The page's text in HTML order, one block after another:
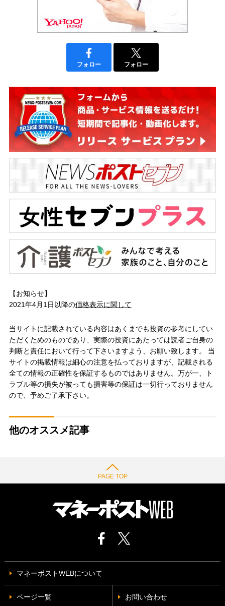
フォロー フォロー
【お知らせ】
2021年4月1日以降の価格表示に関して
当サイトに記載されている内容はあくまでも投資の参考にしてい
ただくためのものであり、実際の投資にあたっては読者ご自身の
判断と責任において行って下さいますよう、お願い致します。 当
サイトの掲載情報は細心の注意を払っておりますが、記載される
全ての情報の正確性を保証するものではありません。万が一、ト
ラブル等の損失が被っても損害等の保証は一切行っておりません
ので、予めご了承下さい。
他のオススメ記事
PAGE TOP
マネーポストWEBについて
ページ一覧 お問い合わせ